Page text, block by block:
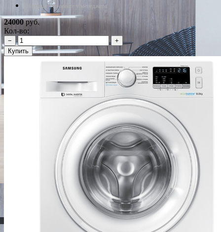
*Наличие уточняйте у менеджера
24000руб.
Кол-во:
−
+
Купить